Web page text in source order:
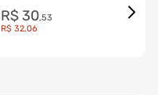
R$ 30,53
R$ 32,06